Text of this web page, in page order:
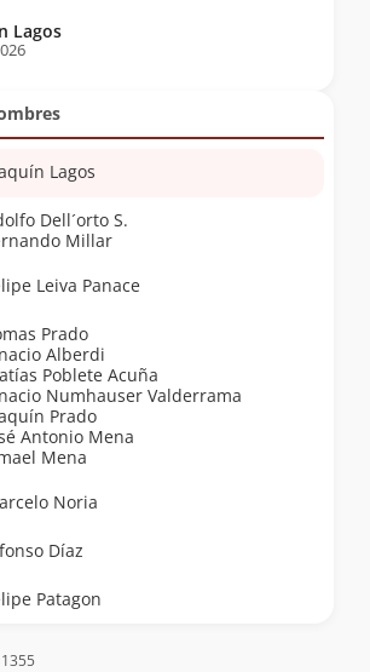
Joaquín Lagos
Dell´orto S.
Millar
Leiva Panace
Prado
Alberdi
Poblete Acuña
Numhauser Valderrama
Prado
Antonio Mena
Mena
Noria
Díaz
Felipe Patagon
Lagos